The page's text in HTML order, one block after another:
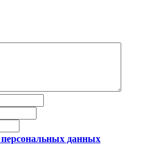
персональных данных